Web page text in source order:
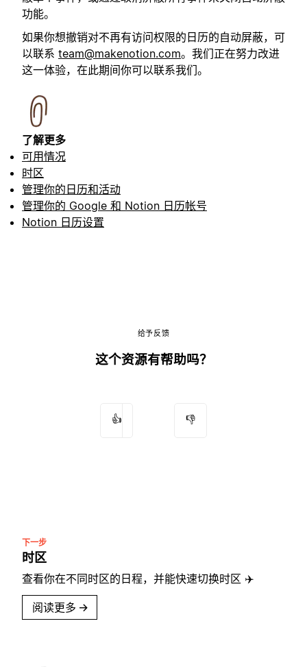
功能。
如果你想撤销对不再有访问权限的日历的自动屏蔽，可
以联系 team@makenotion.com。我们正在努力改进
这一体验，在此期间你可以联系我们。
了解更多
可用情况
时区
管理你的日历和活动
管理你的 Google 和 Notion 日历帐号
Notion 日历设置
给予反馈
这个资源有帮助吗？
👍 👎
下一步
时区
查看你在不同时区的日程，并能快速切换时区 ✈️
阅读更多 →